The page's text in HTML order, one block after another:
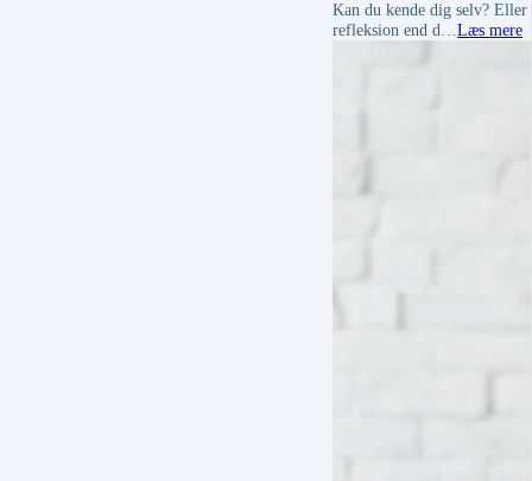
Kan du kende dig selv?
refleksion end d… Læs mere